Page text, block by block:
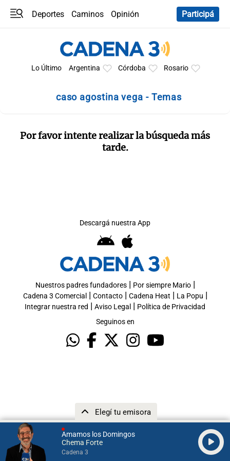
Amamos los Domingos
Chema Forte
Cadena 3
Elegí tu emisora
Deportes Caminos
Opinión
Participá
Lo Último Argentina Córdoba Rosario
caso agostina vega - Temas
Por favor intente realizar la búsqueda más
tarde.
Descargá nuestra App
Nuestros padres fundadores| Por siempre Mario|
Cadena 3 Comercial | Contacto| Cadena Heat | La Popu |
Integrar nuestra red | Aviso Legal | Política de Privacidad
Seguinos en